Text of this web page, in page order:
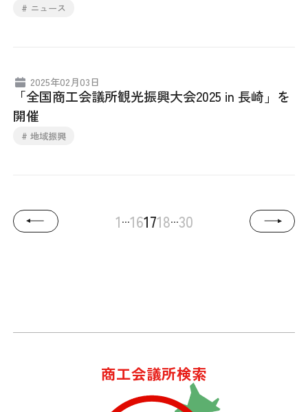
# ニュース
2025年02月03日
「全国商工会議所観光振興大会2025 in 長崎」を
開催
# 地域振興
1...161718...30
商工会議所検索